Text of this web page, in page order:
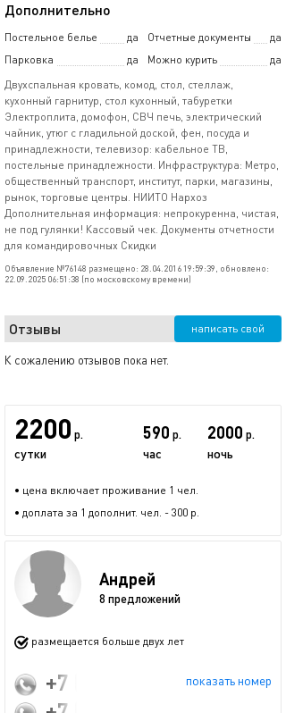
Дополнительно
Постельное белье да Отчетные документы
да
Парковка
да Можно курить
да
Двухспальная кровать, комод, стол, стеллаж,
кухонный гарнитур, стол кухонный, табуретки
Электроплита, домофон, СВЧ печь, электрический
чайник, утюг с гладильной доской, фен, посуда и
принадлежности, телевизор: кабельное ТВ,
постельные принадлежности. Инфраструктура: Метро,
общественный транспорт, институт, парки, магазины,
рынок, торговые центры. НИИТО Нархоз
Дополнительная информация: непрокуренна, чистая,
не под гулянки! Кассовый чек. Документы отчетности
для командировочных Скидки
Объявление №76148 размещено: 28.04.2016 19:59:39, обновлено:
22.09.2025 06:51:38 (по московскому времени)
Отзывы написать свой
К сожалению отзывов пока нет.
2200 р.
сутки
590 р.
час
2000 р.
ночь
• цена включает проживание 1 чел.
• доплата за 1 дополнит. чел. - 300 р.
Андрей
8 предложений
размещается больше двух лет
показать номер
+7 (913) 916-63-73